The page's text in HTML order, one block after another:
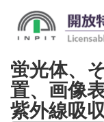
蛍光体、
置、画像
紫外線吸